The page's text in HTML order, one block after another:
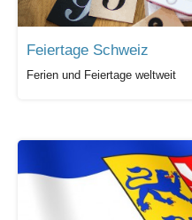
Feiertage Schweiz
Ferien und Feiertage weltweit